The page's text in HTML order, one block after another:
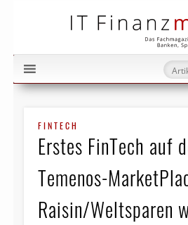
FINTECH
Erstes FinTech auf
Temenos-
Raisin/Weltsparen